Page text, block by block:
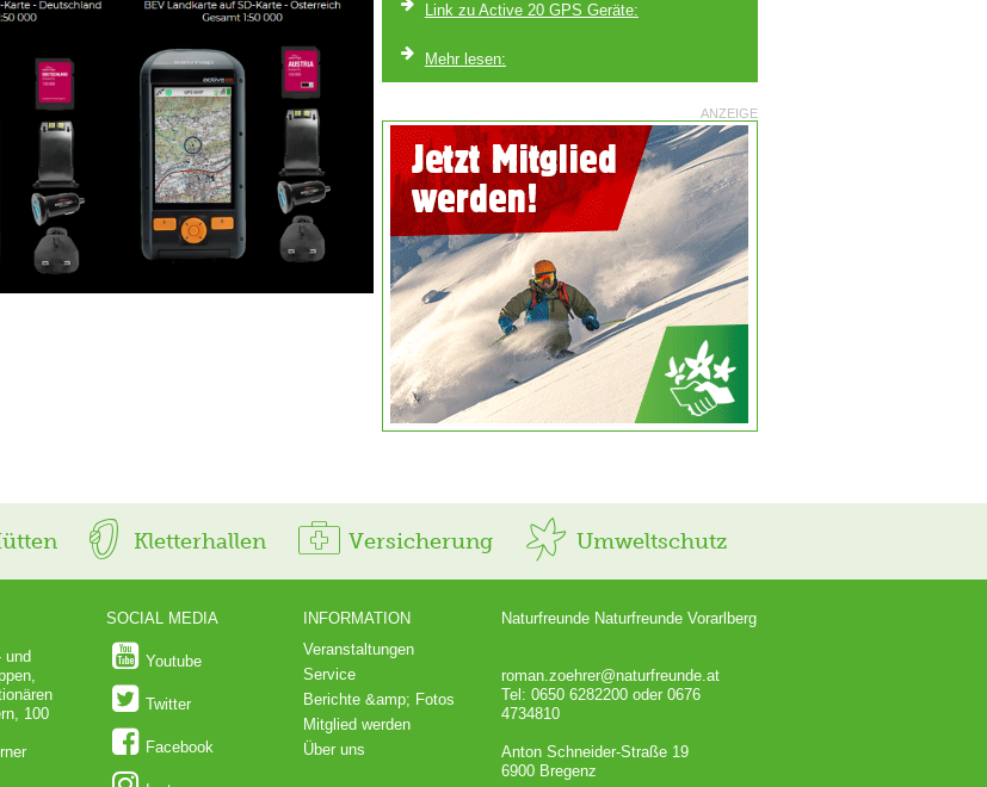
Link zu Active 20 GPS Geräte:
Mehr lesen:
ANZEIGE
Kletterhallen Versicherung Umweltschutz
und
100
SOCIAL MEDIA
Youtube
Twitter
Facebook
INFORMATION
Veranstaltungen
Service
Berichte &amp; Fotos
Mitglied werden
Über uns
Naturfreunde Naturfreunde Vorarlberg
roman.zoehrer@naturfreunde.at
Tel: 0650 6282200 oder 0676
4734810
Anton Schneider-Straße 19
6900 Bregenz